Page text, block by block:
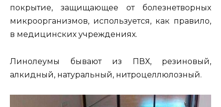
покрытие, защищающее от болезнетворных
микроорганизмов, используется, как правило,
в медицинских учреждениях.
Линолеумы бывают из ПВХ, резиновый,
алкидный, натуральный, нитроцеллюлозный.